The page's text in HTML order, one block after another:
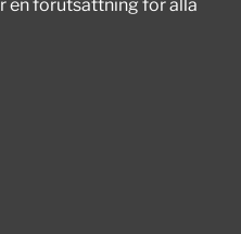
en förutsättning för alla